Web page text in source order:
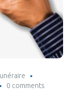
0 comments